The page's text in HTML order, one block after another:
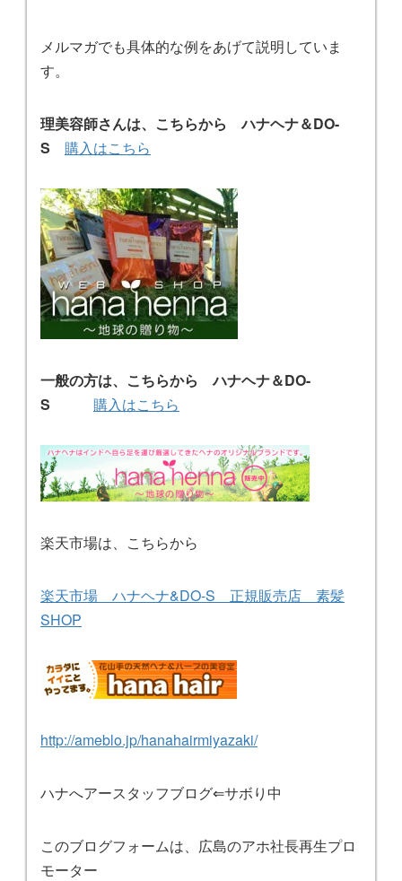
メルマガでも具体的な例をあげて説明していま
す。
理美容師さんは、こちらから ハナヘナ＆DO-
S
購入はこちら
一般の方は、こちらから ハナヘナ＆DO-
S
購入はこちら
楽天市場は、こちらから
楽天市場 ハナヘナ&DO-S 正規販売店 素髪
SHOP
http://ameblo.jp/hanahairmiyazaki/
ハナへアースタッフブログ⇐サボり中
このブログフォームは、広島のアホ社長再生プロ
モーター